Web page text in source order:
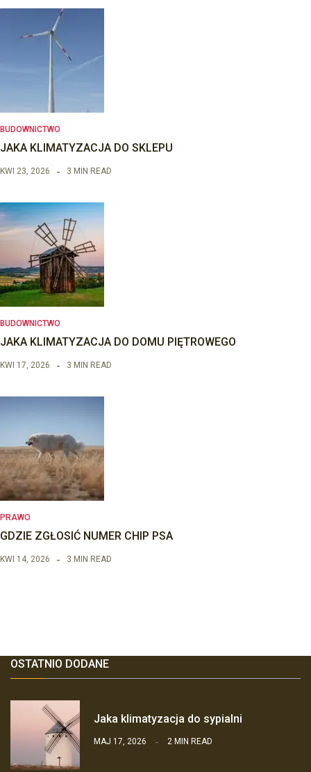
BUDOWNICTWO
JAKA KLIMATYZACJA DO SKLEPU
KWI 23, 2026 3 MIN READ
BUDOWNICTWO
JAKA KLIMATYZACJA DO DOMU PIĘTROWEGO
KWI 17, 2026 3 MIN READ
PRAWO
GDZIE ZGŁOSIĆ NUMER CHIP PSA
KWI 14, 2026 3 MIN READ
OSTATNIO DODANE
Jaka klimatyzacja do sypialni
MAJ 17, 2026 2 MIN READ